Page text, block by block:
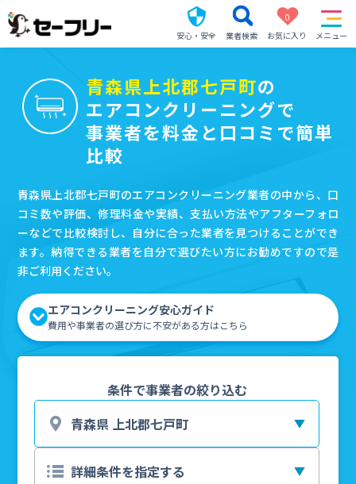
安心・安全 業者検索
0
お気に入り
メニュー
青森県上北郡七戸町の
エアコンクリーニングで
事業者を料金と口コミで簡単
比較
青森県上北郡七戸町のエアコンクリーニング業者の中から、口
コミ数や評価、修理料金や実績、支払い方法やアフターフォロ
ーなどで比較検討し、自分に合った業者を見つけることができ
ます。納得できる業者を自分で選びたい方にお勧めですので是
非ご利用ください。
エアコンクリーニング安心ガイド
費用や事業者の選び方に不安がある方はこちら
条件で事業者の絞り込む